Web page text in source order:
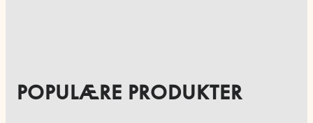
POPULÆRE PRODUKTER